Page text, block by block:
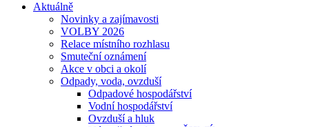
Aktuálně
Novinky a zajímavosti
VOLBY 2026
Relace místního rozhlasu
Smuteční oznámení
Akce v obci a okolí
Odpady, voda, ovzduší
Odpadové hospodářství
Vodní hospodářství
Ovzduší a hluk